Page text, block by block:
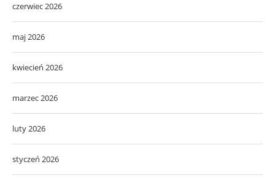
czerwiec 2026
maj 2026
kwiecień 2026
marzec 2026
luty 2026
styczeń 2026